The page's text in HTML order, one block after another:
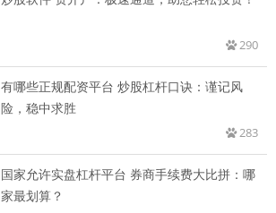
290
有哪些正规配资平台 炒股杠杆口诀：谨记风
险，稳中求胜
283
国家允许实盘杠杆平台 券商手续费大比拼：哪
家最划算？